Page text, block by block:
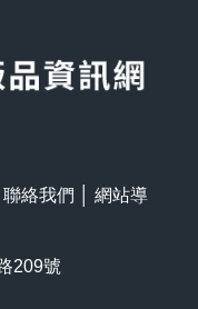
聯絡我們
網站導
209號